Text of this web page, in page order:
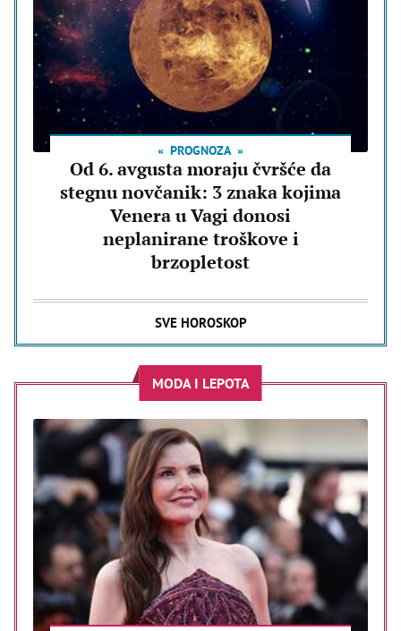
PROGNOZA
Od 6. avgusta moraju čvršće da
stegnu novčanik: 3 znaka kojima
Venera u Vagi donosi
neplanirane troškove i
brzopletost
SVE HOROSKOP
MODA I LEPOTA